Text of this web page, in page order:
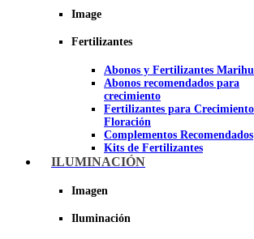
Image
Fertilizantes
Abonos y Fertilizantes
Abonos recomendados para
crecimiento
Fertilizantes para
Floración
Complementos Recomendados
Kits de Fertilizantes
ILUMINACIÓN
Imagen
Iluminación